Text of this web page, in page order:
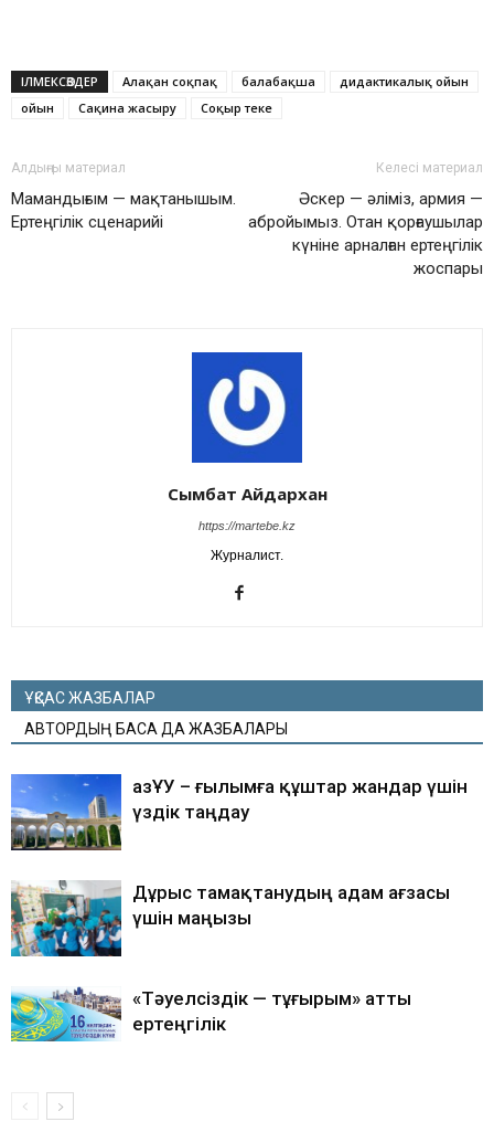
ІЛМЕКСӨЗДЕР Алақан соқпақ балабақша
дидактикалық ойын
ойын
Сақина жасыру Соқыр теке
Алдыңғы материал
Мамандығым — мақтанышым.
Ертеңгілік сценарийі
Келесі материал
Әскер — әліміз, армия —
абройымыз. Отан қорғаушылар
күніне арналған ертеңгілік
жоспары
Сымбат Айдархан
https://martebe.kz
Журналист.
ҰҚСАС ЖАЗБАЛАР
АВТОРДЫҢ БАСҚА ДА ЖАЗБАЛАРЫ
ҚазҰУ – ғылымға құштар жандар үшін
үздік таңдау
Дұрыс тамақтанудың адам ағзасы
үшін маңызы
«Тәуелсіздік — тұғырым» атты
ертеңгілік